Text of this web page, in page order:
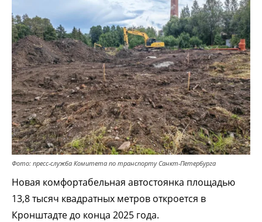
Фото: пресс-служба Комитета по транспорту Санкт-Петербурга
Новая комфортабельная автостоянка площадью
13,8 тысяч квадратных метров откроется в
Кронштадте до конца 2025 года.